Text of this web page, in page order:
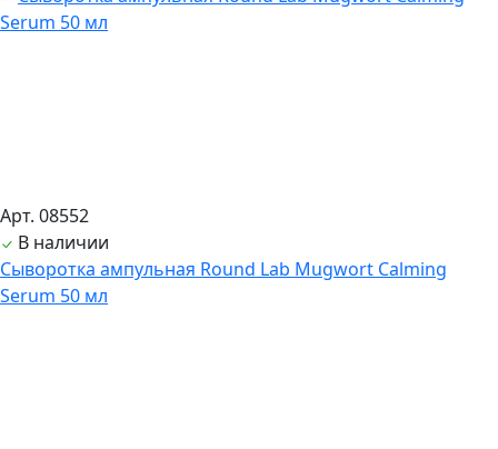
Арт. 08552
В наличии
Сыворотка ампульная Round Lab Mugwort Calming
Serum 50 мл